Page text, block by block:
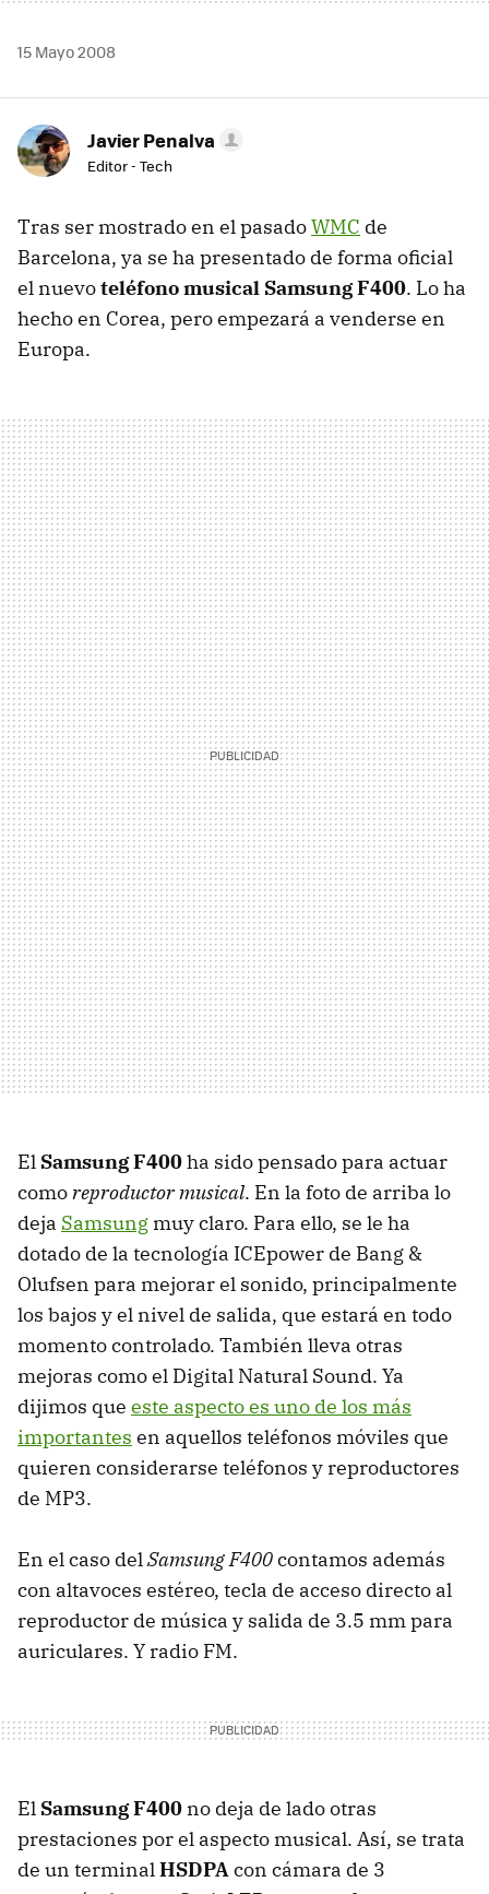
15 Mayo 2008
Javier Penalva
Editor - Tech
Tras ser mostrado en el pasadoWMC de
Barcelona, ya se ha presentado de forma oficial
el nuevoteléfono musical Samsung F400. Lo ha
hecho en Corea, pero empezará a venderse en
Europa.
El Samsung F400ha sido pensado para actuar
comoreproductor musical. En la foto de arriba lo
deja Samsung muy claro. Para ello, se le ha
dotado de la tecnología ICEpower de Bang &
Olufsen para mejorar el sonido, principalmente
los bajos y el nivel de salida, que estará en todo
momento controlado. También lleva otras
mejoras como el Digital Natural Sound. Ya
dijimos que este aspecto es uno de los más
importantes en aquellos teléfonos móviles que
quieren considerarse teléfonos y reproductores
de MP3.
En el caso delSamsung F400contamos además
con altavoces estéreo, tecla de acceso directo al
reproductor de música y salida de 3.5 mm para
auriculares. Y radio FM.
El Samsung F400 no deja de lado otras
prestaciones por el aspecto musical. Así, se trata
de un terminalHSDPAcon cámara de 3